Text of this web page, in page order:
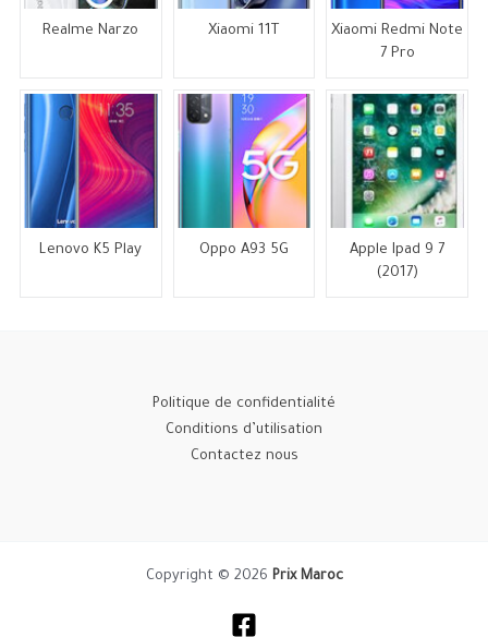
Realme Narzo Xiaomi 11T
Xiaomi Redmi Note
7 Pro
Lenovo K5 Play Oppo A93 5G
Apple Ipad 9 7
(2017)
Politique de confidentialité
Conditions d’utilisation
Contactez nous
Copyright © 2026 Prix Maroc